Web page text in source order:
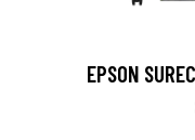
EPSON